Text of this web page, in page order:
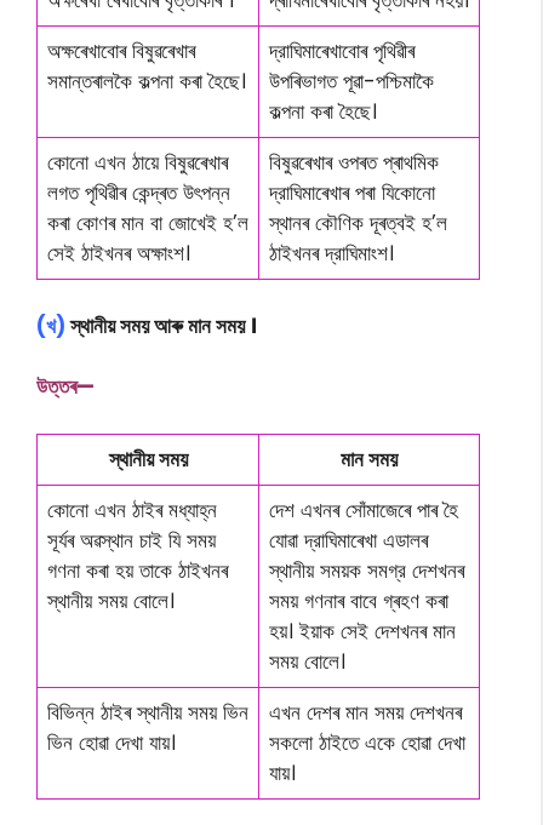
অক্ষৰেখাবোৰ বিষুৱৰেখাৰ
সমান্তৰালকৈ কল্পনা কৰা হৈছে।
দ্রাঘিমাৰেখাবোৰ পৃথিৱীৰ
উপৰিভাগত পূৱা-পশ্চিমাকৈ
কল্পনা কৰা হৈছে।
কোনো এখন ঠায়ে বিষুৱৰেখাৰ
লগত পৃথিৱীৰ কেন্দ্ৰত উৎপন্ন
কৰা কোণৰ মান বা জোখেই হ’ল
সেই ঠাইখনৰ অক্ষাংশ।
বিষুৱৰেখাৰ ওপৰত প্ৰাথমিক
দ্রাঘিমাৰেখাৰ পৰা যিকোনো
স্থানৰ কৌণিক দূৰত্বই হ’ল
ঠাইখনৰ দ্রাঘিমাংশ।
(খ)স্থানীয় সময় আৰু মান সময় ।
উত্তৰ—
স্থানীয় সময়
মান সময়
কোনো এখন ঠাইৰ মধ্যাহ্ন
সূৰ্যৰ অৱস্থান চাই যি সময়
গণনা কৰা হয় তাকে ঠাইখনৰ
স্থানীয় সময় বোলে।
দেশ এখনৰ সোঁমাজেৰে পাৰ হৈ
যোৱা দ্রাঘিমাৰেখা এডালৰ
স্থানীয় সময়ক সমগ্র দেশখনৰ
সময় গণনাৰ বাবে গ্ৰহণ কৰা
হয়। ইয়াক সেই দেশখনৰ মান
সময় বোলে।
বিভিন্ন ঠাইৰ স্থানীয় সময় ভিন
ভিন হোৱা দেখা যায়।
এখন দেশৰ মান সময় দেশখনৰ
সকলো ঠাইতে একে হোৱা দেখা
যায়।